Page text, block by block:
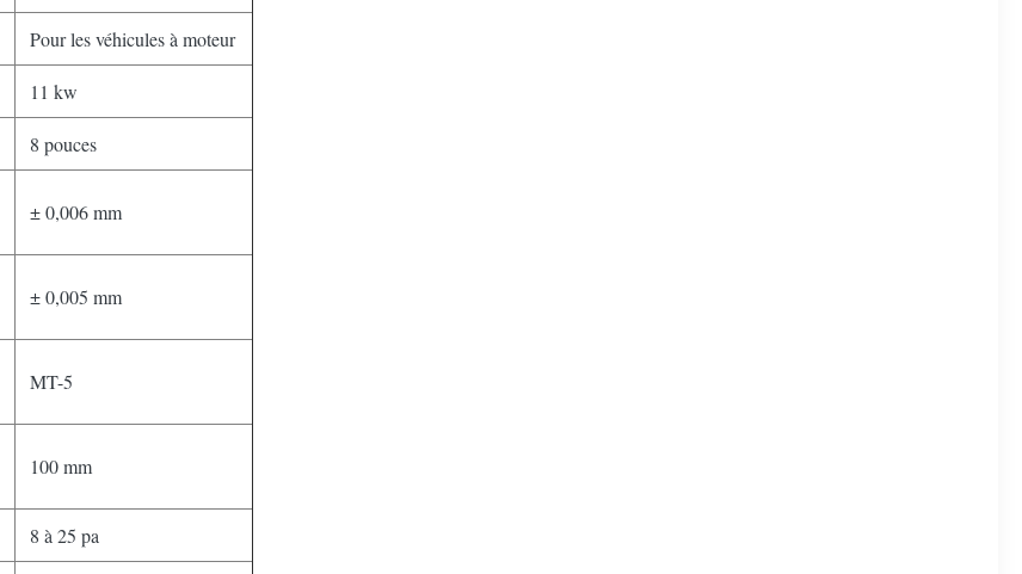
Pour les véhicules à moteur
11 kw
8 pouces
± 0,006 mm
± 0,005 mm
MT-5
100 mm
8 à 25 pa